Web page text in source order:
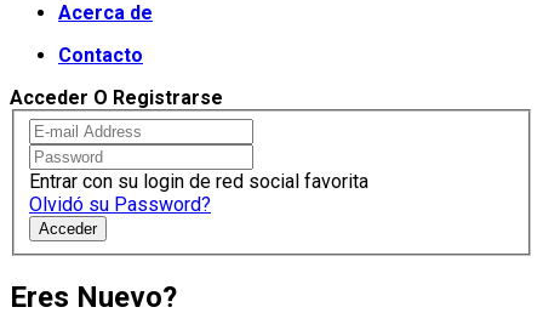
Acerca de
Contacto
Acceder O Registrarse
Entrar con su login de red social favorita
Olvidó su Password?
Acceder
Eres Nuevo?